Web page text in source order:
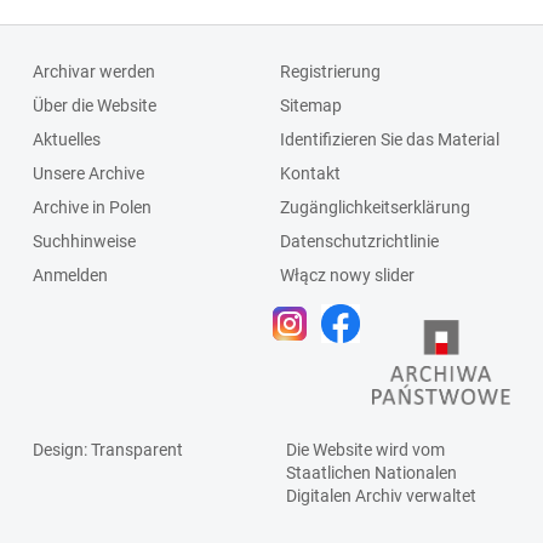
Archivar werden
Über die Website
Aktuelles
Unsere Archive
Archive in Polen
Suchhinweise
Anmelden
Registrierung
Sitemap
Identifizieren Sie das Material
Kontakt
Zugänglichkeitserklärung
Datenschutzrichtlinie
Włącz nowy slider
Design: Transparent
Die Website wird vom
Staatlichen Nationalen
Digitalen Archivverwaltet